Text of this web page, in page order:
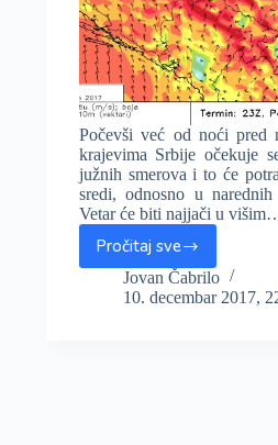
Počevši već od noći pred
krajevima Srbije očekuje
južnih smerova i to će
sredi, odnosno u
Vetar će biti najjači u
Pročitaj sve
U
ponedeljak
Jovan Čabrilo
10. decembar 2017,